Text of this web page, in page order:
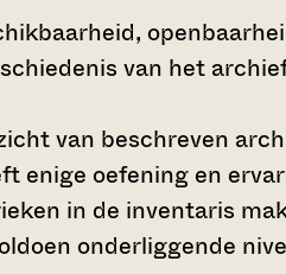
van het
van beschreven
enige oefening en
in de inventaris
onderliggende